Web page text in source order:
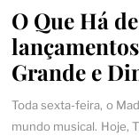
O Que Há
Grande e
Toda sexta-feira, o
mundo musical. Hoje,